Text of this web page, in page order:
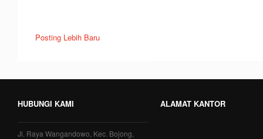
Posting Lebih Baru
HUBUNGI KAMI
Jl. Raya Wangandowo, Kec. Bojong,
ALAMAT KANTOR